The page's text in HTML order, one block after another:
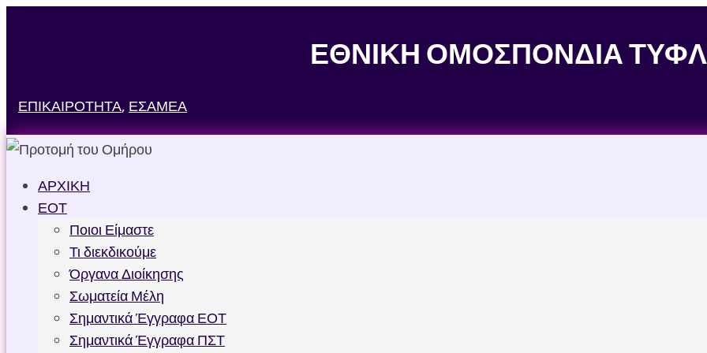
ΕΘΝΙΚΗ ΟΜΟΣΠΟΝΔΙΑ
ΕΠΙΚΑΙΡΟΤΗΤΑ, ΕΣΑΜΕΑ
ΑΡΧΙΚΗ
ΕΟΤ
Ποιοι Είμαστε
Τι διεκδικούμε
Όργανα Διοίκησης
Σωματεία Μέλη
Σημαντικά Έγγραφα ΕΟΤ
Σημαντικά Έγγραφα ΠΣΤ